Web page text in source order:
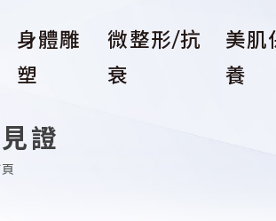
身體雕
塑
微整形/抗
衰
美肌
養
證